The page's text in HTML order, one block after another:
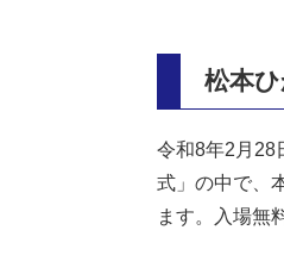
松本
令和8年2月28
式」の中で、
ます。入場無